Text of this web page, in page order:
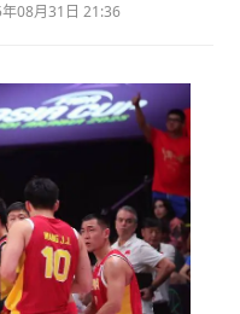
08月31日 21:36